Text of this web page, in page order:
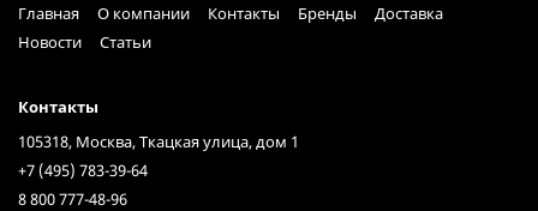
Главная
О компании Контакты Бренды
Доставка
Новости
Статьи
Контакты
105318, Москва, Ткацкая улица, дом 1
+7 (495) 783-39-64
8 800 777-48-96